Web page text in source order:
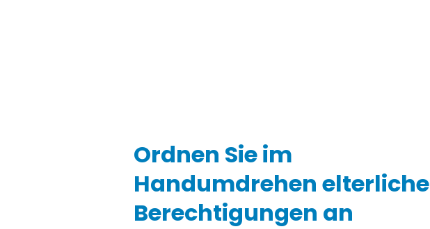
Ordnen Sie im
Handumdrehen elterliche
Berechtigungen an